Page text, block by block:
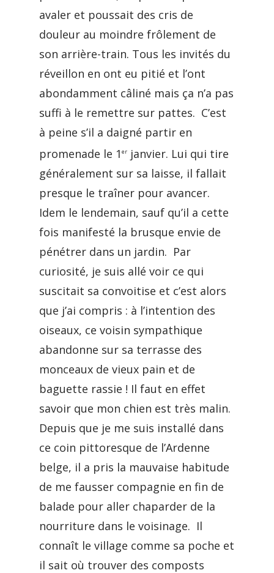
avaler et poussait des cris de
douleur au moindre frôlement de
son arrière-train. Tous les invités du
réveillon en ont eu pitié et l’ont
abondamment câliné mais ça n’a pas
suffi à le remettre sur pattes. C’est
à peine s’il a daigné partir en
promenade le 1 er janvier. Lui qui tire
généralement sur sa laisse, il fallait
presque le traîner pour avancer.
Idem le lendemain, sauf qu’il a cette
fois manifesté la brusque envie de
pénétrer dans un jardin. Par
curiosité, je suis allé voir ce qui
suscitait sa convoitise et c’est alors
que j’ai compris : à l’intention des
oiseaux, ce voisin sympathique
abandonne sur sa terrasse des
monceaux de vieux pain et de
baguette rassie ! Il faut en effet
savoir que mon chien est très malin.
Depuis que je me suis installé dans
ce coin pittoresque de l’Ardenne
belge, il a pris la mauvaise habitude
de me fausser compagnie en fin de
balade pour aller chaparder de la
nourriture dans le voisinage. Il
connaît le village comme sa poche et
il sait où trouver des composts